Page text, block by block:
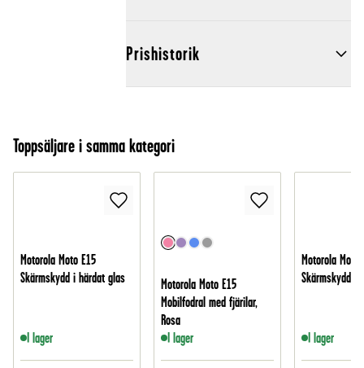
Prishistorik
Toppsäljare i samma kategori
Motorola Moto E15
Skärmskydd i härdat glas
I lager
Motorola Moto E15
Mobilfodral med fjärilar,
Rosa
I lager
Motorola Moto
Skärmskydd -
I lager